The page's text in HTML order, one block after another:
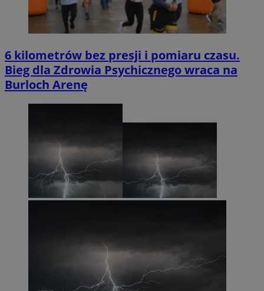
6 kilometrów bez presji i pomiaru czasu.
Bieg dla Zdrowia Psychicznego wraca na
Burloch Arenę